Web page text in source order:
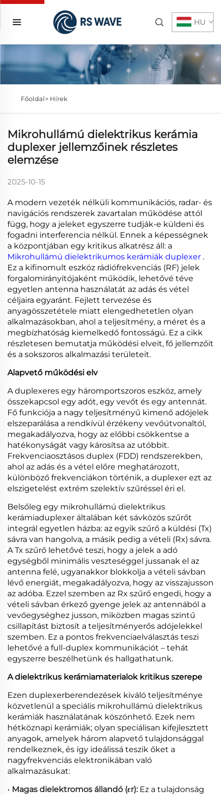
HU
Főoldal> Hírek
Mikrohullámú dielektrikus kerámia
duplexer jellemzőinek részletes
elemzése
2025-10-15
A modern vezeték nélküli kommunikációs, radar- és
navigációs rendszerek zavartalan működése attól
függ, hogy a jeleket egyszerre tudják-e küldeni és
fogadni interferencia nélkül. Ennek a képességnek
a központjában egy kritikus alkatrész áll: a
Mikrohullámú dielektrikumos kerámiák duplexer .
Ez a kifinomult eszköz rádiófrekvenciás (RF) jelek
forgalomirányítójaként működik, lehetővé téve
egyetlen antenna használatát az adás és vétel
céljaira egyaránt. Fejlett tervezése és
anyagösszetétele miatt elengedhetetlen olyan
alkalmazásokban, ahol a teljesítmény, a méret és a
megbízhatóság kiemelkedő fontosságú. Ez a cikk
részletesen bemutatja működési elveit, fő jellemzőit
és a sokszoros alkalmazási területeit.
Alapvető működési elv
A duplexeres egy háromportszoros eszköz, amely
összekapcsol egy adót, egy vevőt és egy antennát.
Fő funkciója a nagy teljesítményű kimenő adójelek
elszeparálása a rendkívül érzékeny vevőútvonaltól,
megakadályozva, hogy az előbbi csökkentse a
hatékonyságát vagy károsítsa az utóbbit.
Frekvenciaosztásos duplex (FDD) rendszerekben,
ahol az adás és a vétel előre meghatározott,
különböző frekvenciákon történik, a duplexer ezt az
elszigetelést extrém szelektív szűréssel éri el.
Belsőleg egy mikrohullámú dielektrikus
kerámiaduplexer általában két sávközös szűrőt
integrál egyetlen házba: az egyik szűrő a küldési (Tx)
sávra van hangolva, a másik pedig a vételi (Rx) sávra.
A Tx szűrő lehetővé teszi, hogy a jelek a adó
egységből minimális veszteséggel jussanak el az
antenna felé, ugyanakkor blokkolja a vételi sávban
lévő energiát, megakadályozva, hogy az visszajusson
az adóba. Ezzel szemben az Rx szűrő engedi, hogy a
vételi sávban érkező gyenge jelek az antennából a
vevőegységhez jusson, miközben magas szintű
csillapítást biztosít a teljesítményerős adójelekkel
szemben. Ez a pontos frekvenciaelválasztás teszi
lehetővé a full-duplex kommunikációt – tehát
egyszerre beszélhetünk és hallgathatunk.
A dielektrikus kerámiamaterialok kritikus szerepe
Ezen duplexerberendezések kiváló teljesítménye
közvetlenül a speciális mikrohullámú dielektrikus
kerámiák használatának köszönhető. Ezek nem
hétköznapi kerámiák; olyan speciálisan kifejlesztett
anyagok, amelyek három alapvető tulajdonsággal
rendelkeznek, és így ideálissá teszik őket a
nagyfrekvenciás elektronikában való
alkalmazásukat:
• Magas dielektromos állandó (εr): Ez a tulajdonság